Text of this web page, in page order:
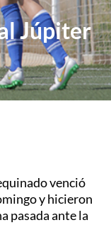
Júpiter
venció
y hicieron
pasada ante la